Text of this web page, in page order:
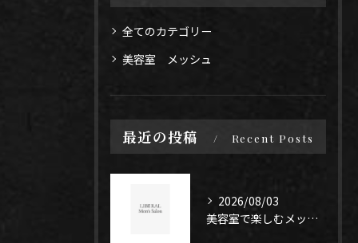
全てのカテゴリー
美容室 メッシュ
最近の投稿 Recent Posts
2026/08/03
美容室で楽しむメッシュと心地よさを福岡県福岡市中央区筑後市で実感する方法